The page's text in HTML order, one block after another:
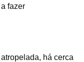
fazer
há cerca